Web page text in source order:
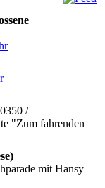
/
"Zum fahrenden
mit Hansy